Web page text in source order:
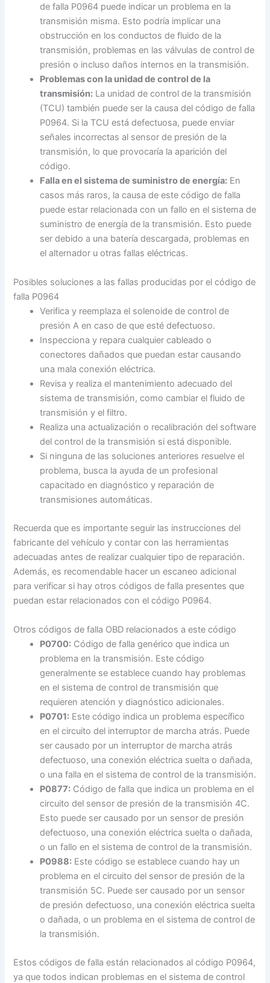
de falla P0964 puede indicar un problema en la
transmisión misma. Esto podría implicar una
obstrucción en los conductos de fluido de la
transmisión, problemas en las válvulas de control de
presión o incluso daños internos en la transmisión.
Problemas con la unidad de control de la
transmisión: La unidad de control de la transmisión
(TCU) también puede ser la causa del código de falla
P0964. Si la TCU está defectuosa, puede enviar
señales incorrectas al sensor de presión de la
transmisión, lo que provocaría la aparición del
código.
Falla en el sistema de suministro de energía: En
casos más raros, la causa de este código de falla
puede estar relacionada con un fallo en el sistema de
suministro de energía de la transmisión. Esto puede
ser debido a una batería descargada, problemas en
el alternador u otras fallas eléctricas.
Posibles soluciones a las fallas producidas por el código de
falla P0964
Verifica y reemplaza el solenoide de control de
presión A en caso de que esté defectuoso.
Inspecciona y repara cualquier cableado o
conectores dañados que puedan estar causando
una mala conexión eléctrica.
Revisa y realiza el mantenimiento adecuado del
sistema de transmisión, como cambiar el fluido de
transmisión y el filtro.
Realiza una actualización o recalibración del software
del control de la transmisión si está disponible.
Si ninguna de las soluciones anteriores resuelve el
problema, busca la ayuda de un profesional
capacitado en diagnóstico y reparación de
transmisiones automáticas.
Recuerda que es importante seguir las instrucciones del
fabricante del vehículo y contar con las herramientas
adecuadas antes de realizar cualquier tipo de reparación.
Además, es recomendable hacer un escaneo adicional
para verificar si hay otros códigos de falla presentes que
puedan estar relacionados con el código P0964.
Otros códigos de falla OBD relacionados a este código
P0700: Código de falla genérico que indica un
problema en la transmisión. Este código
generalmente se establece cuando hay problemas
en el sistema de control de transmisión que
requieren atención y diagnóstico adicionales.
P0701: Este código indica un problema específico
en el circuito del interruptor de marcha atrás. Puede
ser causado por un interruptor de marcha atrás
defectuoso, una conexión eléctrica suelta o dañada,
o una falla en el sistema de control de la transmisión.
P0877: Código de falla que indica un problema en el
circuito del sensor de presión de la transmisión 4C.
Esto puede ser causado por un sensor de presión
defectuoso, una conexión eléctrica suelta o dañada,
o un fallo en el sistema de control de la transmisión.
P0988: Este código se establece cuando hay un
problema en el circuito del sensor de presión de la
transmisión 5C. Puede ser causado por un sensor
de presión defectuoso, una conexión eléctrica suelta
o dañada, o un problema en el sistema de control de
la transmisión.
Estos códigos de falla están relacionados al código P0964,
ya que todos indican problemas en el sistema de control